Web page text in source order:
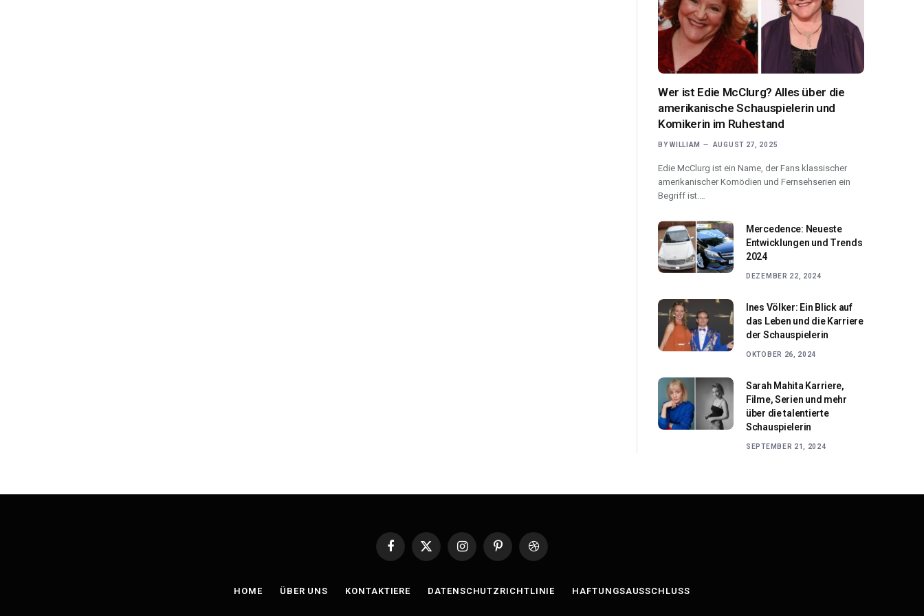
Wer ist Edie McClurg? Alles über die
amerikanische Schauspielerin und
Komikerin im Ruhestand
BY WILLIAM AUGUST 27, 2025
Edie McClurg ist ein Name, der Fans klassischer
amerikanischer Komödien und Fernsehserien ein
Begriff ist.…
Mercedence: Neueste
Entwicklungen und Trends
2024
DEZEMBER 22, 2024
Ines Völker: Ein Blick auf
das Leben und die Karriere
der Schauspielerin
OKTOBER 26, 2024
Sarah Mahita Karriere,
Filme, Serien und mehr
über die talentierte
Schauspielerin
SEPTEMBER 21, 2024
Facebook
X
InstagramPinterestDribbble
HOME ÜBER UNS KONTAKTIERE DATENSCHUTZRICHTLINIE HAFTUNGSAUSSCHLUSS